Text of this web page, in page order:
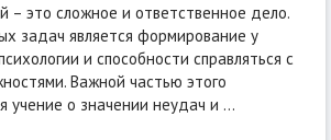
– это сложное и ответственное дело.
задач является формирование у
и способности справляться с
Важной частью этого
учение о значении неудач и ...